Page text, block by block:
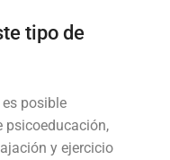
tipo de
posible
psicoeducación,
y ejercicio